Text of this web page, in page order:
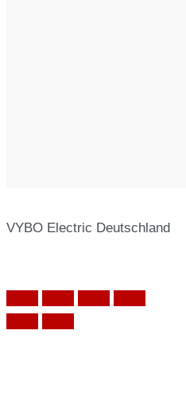
VYBO Electric Deutschland